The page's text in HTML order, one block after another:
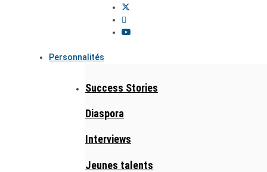
Personnalités
Success Stories
Diaspora
Interviews
Jeunes talents